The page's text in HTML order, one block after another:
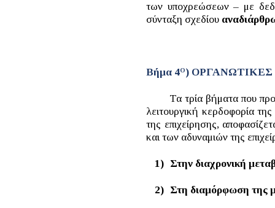
των υποχρεώσεων – με
σύνταξη σχεδίου
Βήμα 4Ο)
Τα τρία βήματα που
λειτουργική κερδοφορία
της επιχείρησης,
και των αδυναμιών της
1) Στην διαχρονική
2) Στη διαμόρφωση της